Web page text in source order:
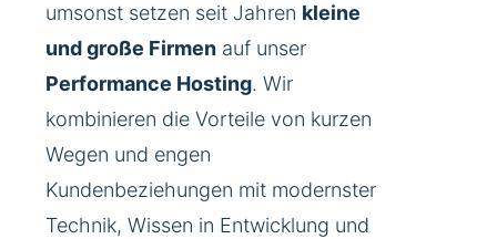
umsonst setzen seit Jahren kleine
und große Firmen auf unser
Performance Hosting. Wir
kombinieren die Vorteile von kurzen
Wegen und engen
Kundenbeziehungen mit modernster
Technik, Wissen in Entwicklung und